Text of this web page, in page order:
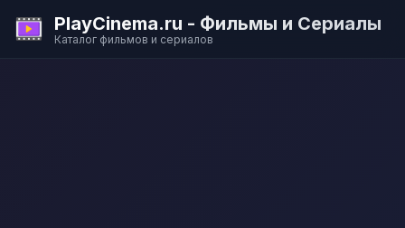
PlayCinema.ru - Фильмы и Сериалы
Каталог фильмов и сериалов